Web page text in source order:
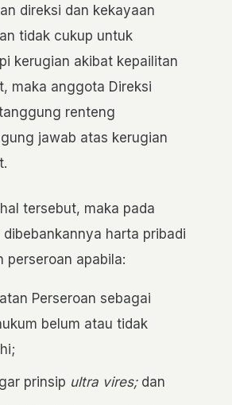
direksi dan kekayaan
tidak cukup untuk
kerugian akibat kepailitan
maka anggota Direksi
renteng
jawab atas kerugian
tersebut, maka pada
harta pribadi
perseroan apabila:
Perseroan sebagai
belum atau tidak
prinsip ultra vires; dan